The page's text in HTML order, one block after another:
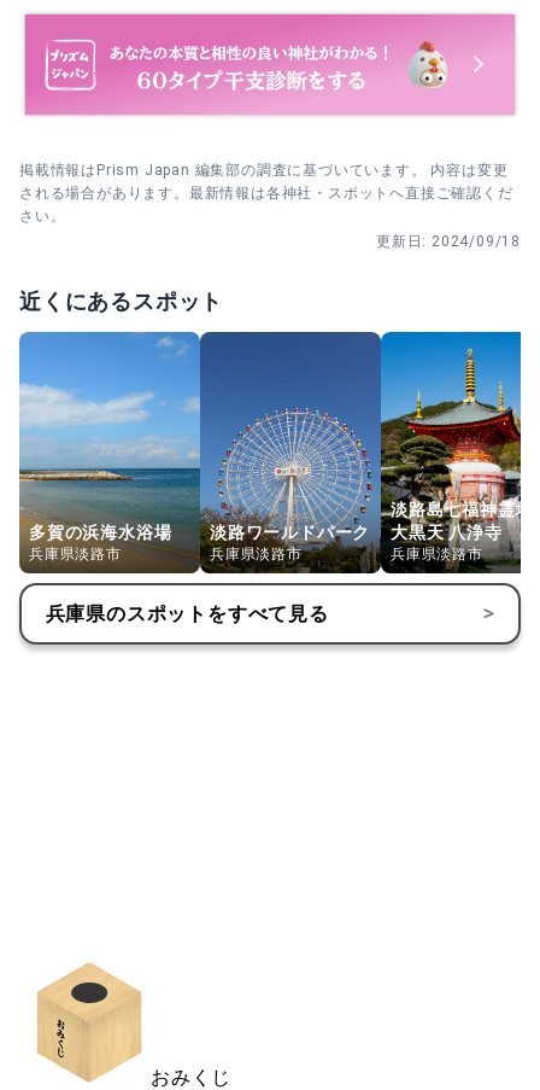
掲載情報はPrism Japan 編集部の調査に基づいています。 内容は変更
される場合があります。最新情報は各神社・スポットへ直接ご確認くだ
さい。
更新日: 2024/09/18
近くにあるスポット
多賀の浜海水浴場
兵庫県淡路市
淡路ワールドパーク
兵庫県淡路市
淡路島七福神霊場
大黒天 八浄寺
兵庫県淡路市
兵庫県のスポットをすべて見る >
おみくじ